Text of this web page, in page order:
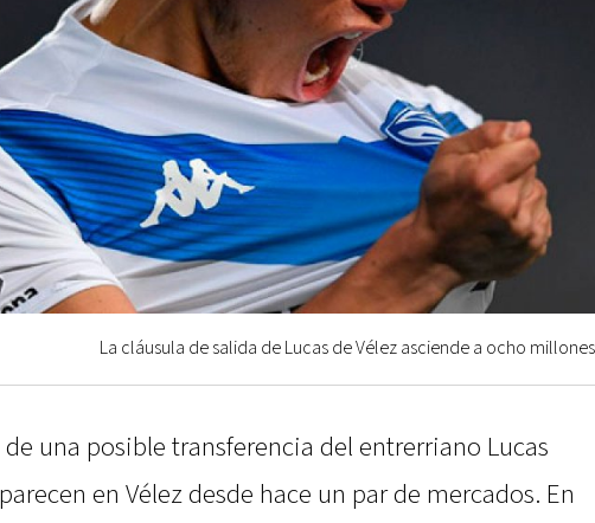
La cláusula de salida de Lucas de Vélez asciende a ocho
una posible transferencia del entrerriano Lucas
en Vélez desde hace un par de mercados. En